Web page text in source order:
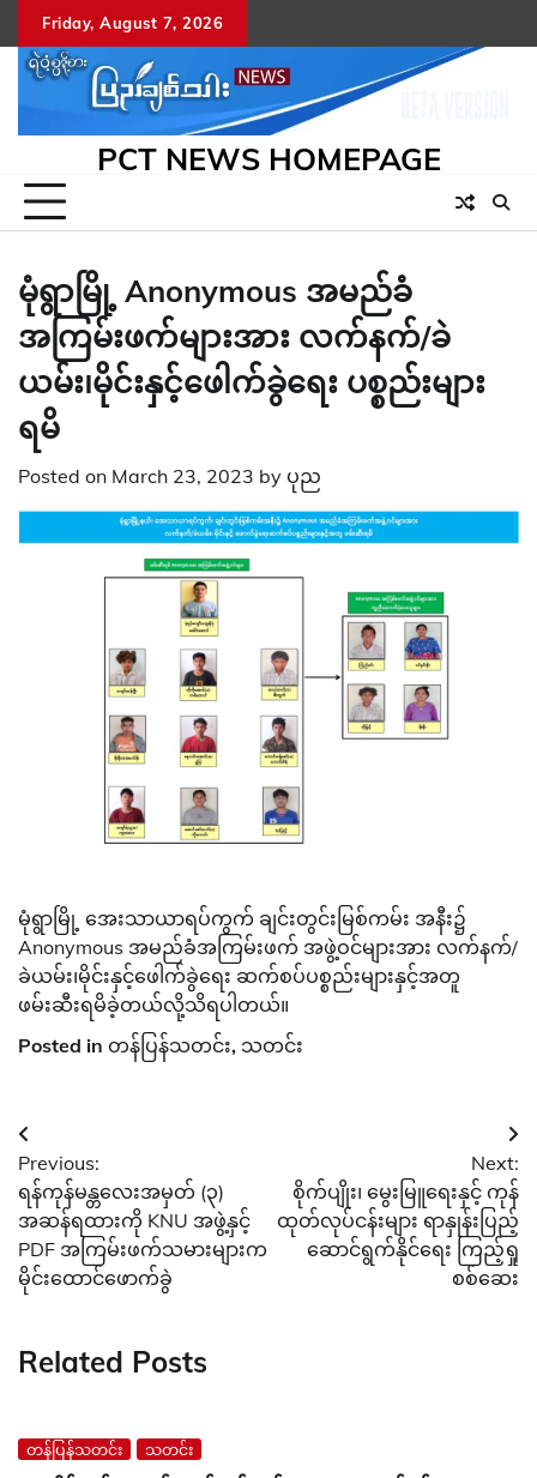
to
content
Friday, August 7, 2026
PCT NEWS HOMEPAGE
မုံရွာမြို့ Anonymous အမည်ခံ
အကြမ်းဖက်များအား လက်နက်/ခဲ
ယမ်း၊မိုင်းနှင့်ဖေါက်ခွဲရေး ပစ္စည်းများ
ရမိ
Posted on March 23, 2023 by ပုည
မုံရွာမြို့ အေးသာယာရပ်ကွက် ချင်းတွင်းမြစ်ကမ်း အနီး၌
Anonymous အမည်ခံအကြမ်းဖက် အဖွဲ့ဝင်များအား လက်နက်/
ခဲယမ်း၊မိုင်းနှင့်ဖေါက်ခွဲရေး ဆက်စပ်ပစ္စည်းများနှင့်အတူ
ဖမ်းဆီးရမိခဲ့တယ်လို့သိရပါတယ်။
Posted in တန်ပြန်သတင်း, သတင်း
Post
navigation
Previous:
ရန်ကုန်မန္တလေးအမှတ် (၃)
အဆန်ရထားကို KNU အဖွဲ့နှင့်
PDF အကြမ်းဖက်သမားများက
မိုင်းထောင်ဖောက်ခွဲ
Next:
စိုက်ပျိုး၊ မွေးမြူရေးနှင့် ကုန်
ထုတ်လုပ်ငန်းများ ရာနှုန်းပြည့်
ဆောင်ရွက်နိုင်ရေး ကြည့်ရှု
စစ်ဆေး
Related Posts
တန်ပြန်သတင်း သတင်း